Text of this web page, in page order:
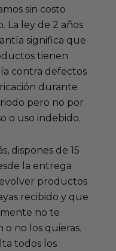
sin costo
La ley de 2 años
significa que
tienen
contra defectos
durante
pero no por
o uso indebido.
dispones de 15
la entrega
productos
recibido y que
no te
o no los quieras.
todos los